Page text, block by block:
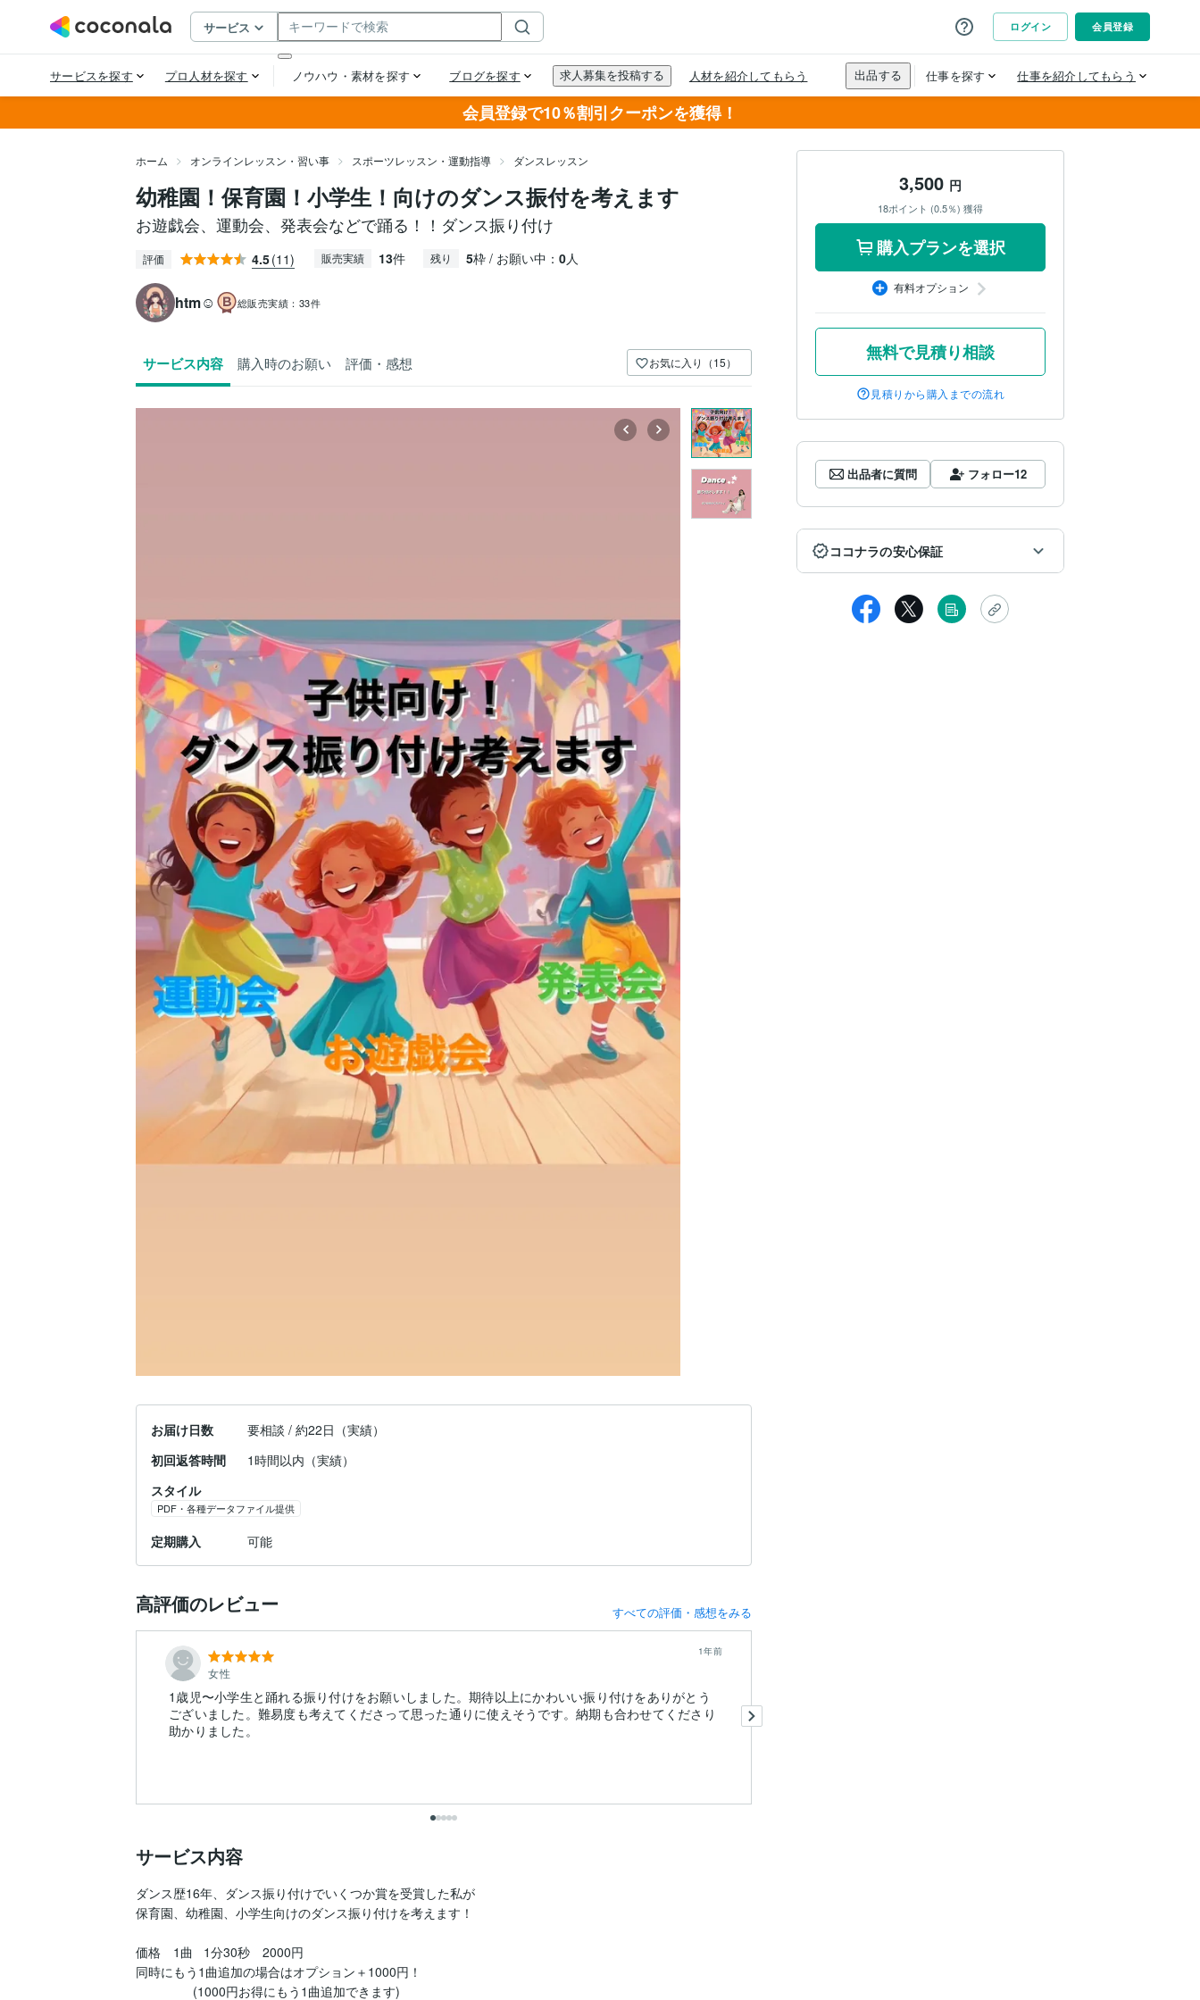
会員登録で10％割引クーポンを獲得！
ホーム オンラインレッスン・習い事 スポーツレッスン・運動指導 ダンスレッスン
幼稚園！保育園！小学生！向けのダンス振付を考えます
お遊戯会、運動会、発表会などで踊る！！ダンス振り付け
評価 4.5(11) 販売実績 13件 残り 5枠 / お願い中： 0人
htm☺️ 総販売実績： 33件
サービス内容 購入時のお願い 評価・感想 お気に入り（15）
お届け日数
要相談 / 約22日（実績）
初回返答時間
1時間以内（実績）
スタイル
PDF・各種データファイル提供
定期購入 可能
高評価のレビュー すべての評価・感想をみる
女性
1年前
1歳児〜小学生と踊れる振り付けをお願いしました。期待以上にかわいい振り付けをありがとう
ございました。難易度も考えてくださって思った通りに使えそうです。納期も合わせてくださり
助かりました。
サービス内容
ダンス歴16年、ダンス振り付けでいくつか賞を受賞した私が
保育園、幼稚園、小学生向けのダンス振り付けを考えます！
価格　1曲   1分30秒　2000円
同時にもう1曲追加の場合はオプション＋1000円！
3,500 円
18ポイント (0.5％) 獲得
購入プランを選択
有料オプション
無料で見積り相談
見積りから購入までの流れ
出品者に質問 フォロー12
ココナラの安心保証